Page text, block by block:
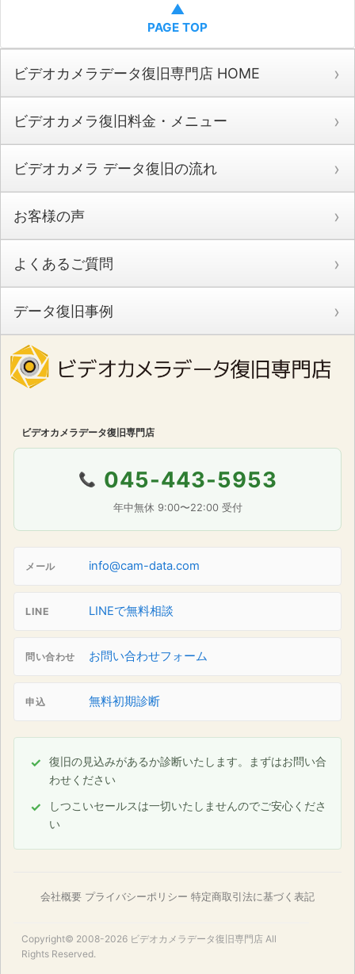
▲
PAGE TOP
ビデオカメラデータ復旧専門店 HOME
ビデオカメラ復旧料金・メニュー
ビデオカメラ データ復旧の流れ
お客様の声
よくあるご質問
データ復旧事例
ビデオカメラデータ復旧専門店
📞 045-443-5953
年中無休 9:00〜22:00 受付
メール info@cam-data.com
LINE LINEで無料相談
問い合わせ お問い合わせフォーム
申込 無料初期診断
復旧の見込みがあるか診断いたします。まずはお問い合
わせください
しつこいセールスは一切いたしませんのでご安心くださ
い
会社概要 プライバシーポリシー 特定商取引法に基づく表記
Copyright© 2008-2026 ビデオカメラデータ復旧専門店 All
Rights Reserved.